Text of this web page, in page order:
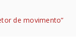
de movimento”